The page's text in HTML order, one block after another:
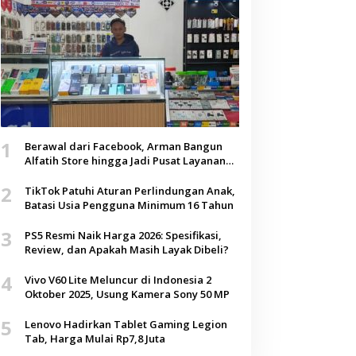
1
Berawal dari Facebook, Arman Bangun
Alfatih Store hingga Jadi Pusat Layanan
2
TikTok Patuhi Aturan Perlindungan Anak,
Batasi Usia Pengguna Minimum 16 Tahun
3
PS5 Resmi Naik Harga 2026: Spesifikasi,
Review, dan Apakah Masih Layak Dibeli?
4
Vivo V60 Lite Meluncur di Indonesia 2
Oktober 2025, Usung Kamera Sony 50 MP
5
Lenovo Hadirkan Tablet Gaming Legion
Tab, Harga Mulai Rp7,8 Juta